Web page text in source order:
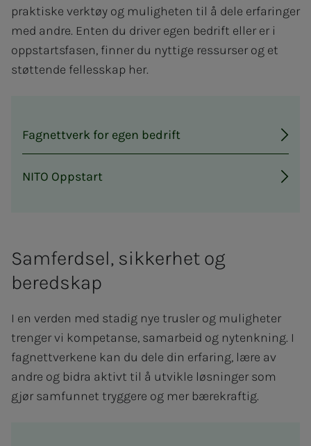
praktiske verktøy og muligheten til å dele erfaringer
med andre. Enten du driver egen bedrift eller er i
oppstartsfasen, finner du nyttige ressurser og et
støttende fellesskap her.
Fagnettverk for egen bedrift
NITO Oppstart
Samferdsel, sikkerhet og
beredskap
I en verden med stadig nye trusler og muligheter
trenger vi kompetanse, samarbeid og nytenkning. I
fagnettverkene kan du dele din erfaring, lære av
andre og bidra aktivt til å utvikle løsninger som
gjør samfunnet tryggere og mer bærekraftig.